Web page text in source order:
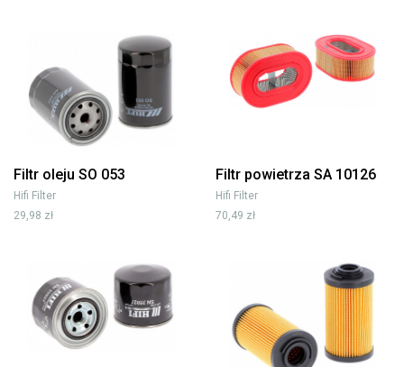
Filtr oleju SO 053
Hifi Filter
29,98 zł
Filtr powietrza SA 10126
Hifi Filter
70,49 zł